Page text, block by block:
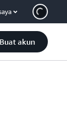
Buat akun